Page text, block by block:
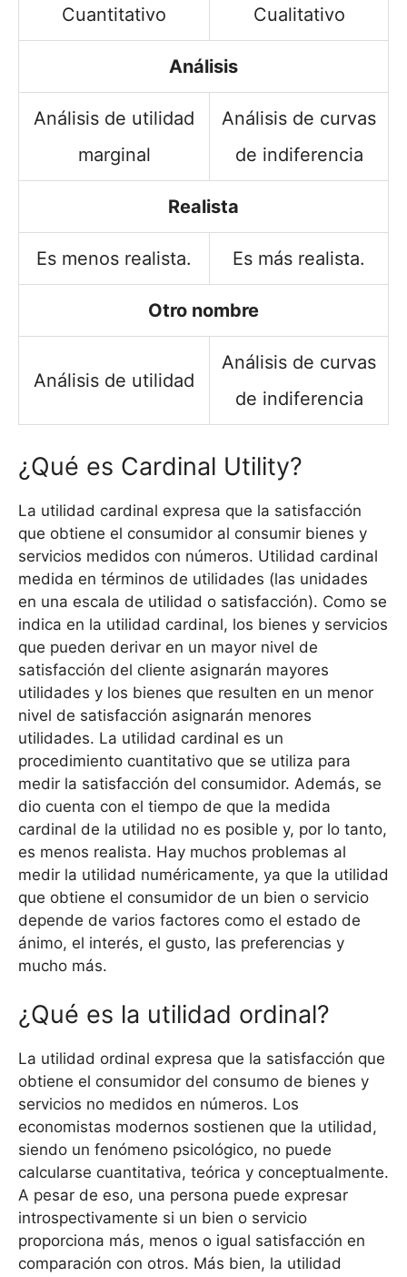
Cuantitativo Cualitativo
Análisis
Análisis de utilidad
marginal
Análisis de curvas
de indiferencia
Realista
Es menos realista. Es más realista.
Otro nombre
Análisis de utilidad
Análisis de curvas
de indiferencia
¿Qué es Cardinal Utility?
La utilidad cardinal expresa que la satisfacción
que obtiene el consumidor al consumir bienes y
servicios medidos con números. Utilidad cardinal
medida en términos de utilidades (las unidades
en una escala de utilidad o satisfacción). Como se
indica en la utilidad cardinal, los bienes y servicios
que pueden derivar en un mayor nivel de
satisfacción del cliente asignarán mayores
utilidades y los bienes que resulten en un menor
nivel de satisfacción asignarán menores
utilidades. La utilidad cardinal es un
procedimiento cuantitativo que se utiliza para
medir la satisfacción del consumidor. Además, se
dio cuenta con el tiempo de que la medida
cardinal de la utilidad no es posible y, por lo tanto,
es menos realista. Hay muchos problemas al
medir la utilidad numéricamente, ya que la utilidad
que obtiene el consumidor de un bien o servicio
depende de varios factores como el estado de
ánimo, el interés, el gusto, las preferencias y
mucho más.
¿Qué es la utilidad ordinal?
La utilidad ordinal expresa que la satisfacción que
obtiene el consumidor del consumo de bienes y
servicios no medidos en números. Los
economistas modernos sostienen que la utilidad,
siendo un fenómeno psicológico, no puede
calcularse cuantitativa, teórica y conceptualmente.
A pesar de eso, una persona puede expresar
introspectivamente si un bien o servicio
proporciona más, menos o igual satisfacción en
comparación con otros. Más bien, la utilidad